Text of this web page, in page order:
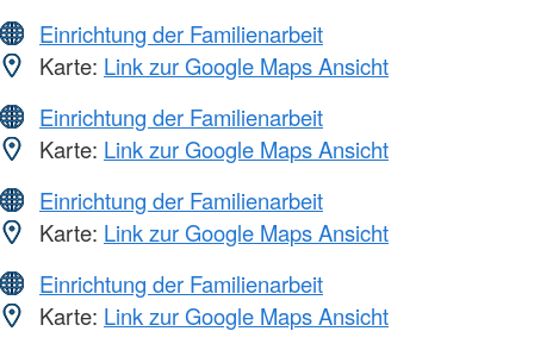
Einrichtung der Familienarbeit
Karte: Link zur Google Maps Ansicht
Einrichtung der Familienarbeit
Karte: Link zur Google Maps Ansicht
Einrichtung der Familienarbeit
Karte: Link zur Google Maps Ansicht
Einrichtung der Familienarbeit
Karte: Link zur Google Maps Ansicht